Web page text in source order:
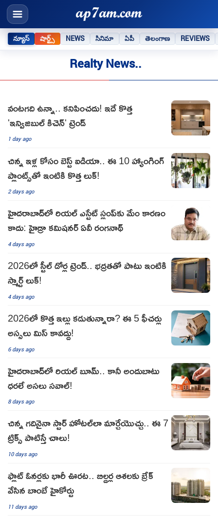
న్యూస్ షార్ట్స్ NEWS సినిమా ఏపీ తెలంగాణ REVIEWS
Realty News..
వంటగది ఉన్నా.. కనిపించదు! ఇదే కొత్త
'ఇన్విజిబుల్ కిచెన్' ట్రెండ్
1 day ago
చిన్న ఇళ్ల కోసం బెస్ట్ ఐడియా.. ఈ 10 హ్యాంగింగ్
ప్లాంట్స్‌తో ఇంటికి కొత్త లుక్!
2 days ago
హైదరాబాద్‌లో రియల్ ఎస్టేట్ స్లంప్‌కు మేం కారణం
కాదు: హైడ్రా కమిషనర్ ఏవీ రంగనాథ్
4 days ago
2026లో స్టీల్ డోర్ల ట్రెండ్.. భద్రతతో పాటు ఇంటికి
స్మార్ట్ లుక్!
4 days ago
2026లో కొత్త ఇల్లు కడుతున్నారా? ఈ 5 ఫీచర్లు
అస్సలు మిస్ కావద్దు!
6 days ago
హైదరాబాద్‌లో రియల్ బూమ్.. కానీ అందుబాటు
ధరలే అసలు సవాల్!
8 days ago
చిన్న గదినైనా స్టార్‌ హోటల్‌లా మార్చేయొచ్చు.. ఈ 7
ట్రిక్స్‌ పాటిస్తే చాలు!
10 days ago
ఫ్లాట్ ఓనర్లకు భారీ ఊరట.. బిల్డర్ల ఆశలకు బ్రేక్
వేసిన బాంబే హైకోర్టు
11 days ago